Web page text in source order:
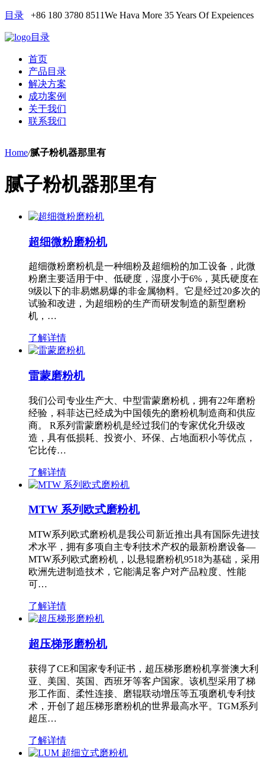
目录 +86 180 3780 8511We Hava More 35 Years Of Expeiences
目录
首页
产品目录
解决方案
成功案例
关于我们
联系我们
Home/腻子粉机器那里有
腻子粉机器那里有
超细微粉磨粉机
超细微粉磨粉机是一种细粉及超细粉的加工设备，此微
粉磨主要适用于中、低硬度，湿度小于6%，莫氏硬度在
9级以下的非易燃易爆的非金属物料。它是经过20多次的
试验和改进，为超细粉的生产而研发制造的新型磨粉
机，…
了解详情
雷蒙磨粉机
我们公司专业生产大、中型雷蒙磨粉机，拥有22年磨粉
经验，科菲达已经成为中国领先的磨粉机制造商和供应
商。 R系列雷蒙磨粉机是经过我们的专家优化升级改
造，具有低损耗、投资小、环保、占地面积小等优点，
它比传…
了解详情
MTW 系列欧式磨粉机
MTW系列欧式磨粉机是我公司新近推出具有国际先进技
术水平，拥有多项自主专利技术产权的最新粉磨设备—
MTW系列欧式磨粉机，以悬辊磨粉机9518为基础，采用
欧洲先进制造技术，它能满足客户对产品粒度、性能
可…
了解详情
超压梯形磨粉机
获得了CE和国家专利证书，超压梯形磨粉机享誉澳大利
亚、美国、英国、西班牙等客户国家。该机型采用了梯
形工作面、柔性连接、磨辊联动增压等五项磨机专利技
术，开创了超压梯形磨粉机的世界最高水平。TGM系列
超压…
了解详情